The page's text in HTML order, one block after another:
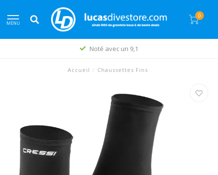
MENU
0
Noté avec un 9,1
Accueil / Chaussettes Fins